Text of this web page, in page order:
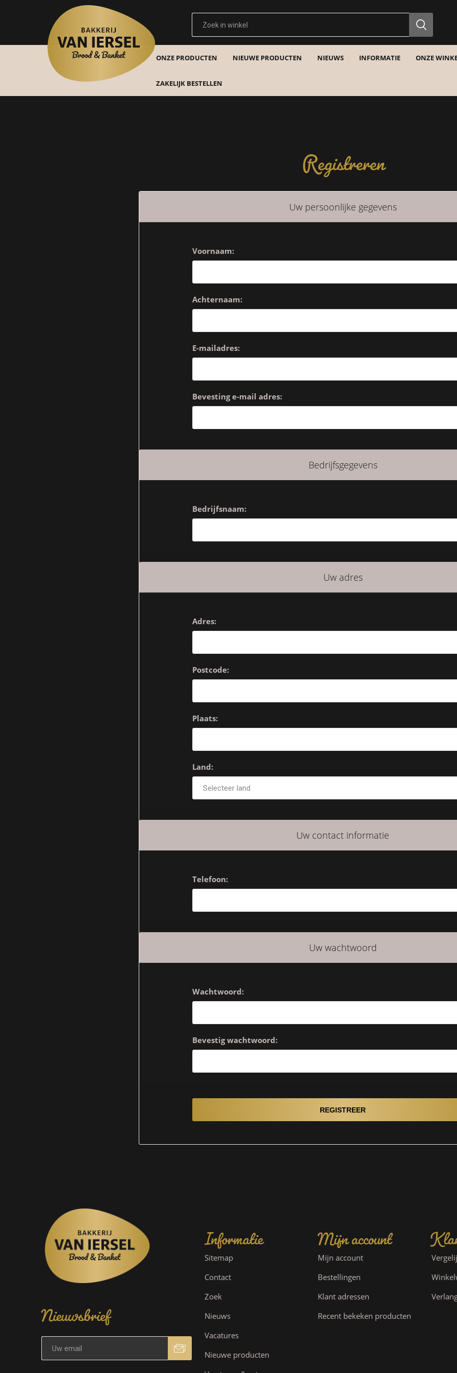
ONZE PRODUCTEN NIEUWE PRODUCTEN NIEUWS INFORMATIE ONZE
ZAKELIJK BESTELLEN
Registreren
Uw persoonlijke gegevens
Voornaam:
Achternaam:
E-mailadres:
Bevesting e-mail adres:
Bedrijfsgegevens
Bedrijfsnaam:
Uw adres
Adres:
Postcode:
Plaats:
Land:
Uw contact informatie
Telefoon:
Uw wachtwoord
Wachtwoord:
Bevestig wachtwoord:
Nieuwsbrief
Informatie
Sitemap
Contact
Zoek
Nieuws
Vacatures
Nieuwe producten
Mijn account
Mijn account
Bestellingen
Klant adressen
Recent bekeken producten